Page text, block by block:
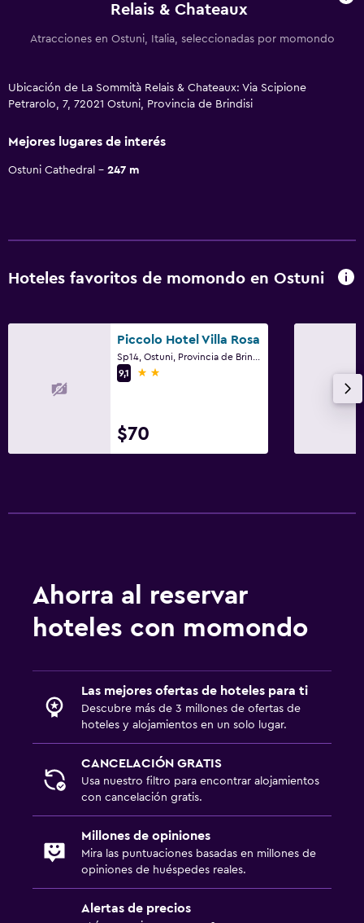
Relais & Chateaux
Atracciones en Ostuni, Italia, seleccionadas por momondo
Ubicación de La Sommità Relais & Chateaux: Via Scipione
Petrarolo, 7, 72021 Ostuni, Provincia de Brindisi
Mejores lugares de interés
Ostuni Cathedral 247 m
Hoteles favoritos de momondo en Ostuni
Piccolo Hotel Villa Rosa
9,1
2 estrellas
$70
Ahorra al reservar
hoteles con momondo
Las mejores ofertas de hoteles para ti
Descubre más de 3 millones de ofertas de
hoteles y alojamientos en un solo lugar.
CANCELACIÓN GRATIS
Usa nuestro filtro para encontrar alojamientos
con cancelación gratis.
Millones de opiniones
Mira las puntuaciones basadas en millones de
opiniones de huéspedes reales.
Alertas de precios